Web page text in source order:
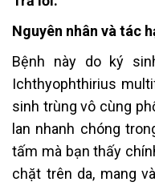
Nguyên nhân và tác
Bệnh này do ký
Ichthyophthirius
sinh trùng vô cùng
lan nhanh chóng
tấm mà bạn thấy
chặt trên da, mang